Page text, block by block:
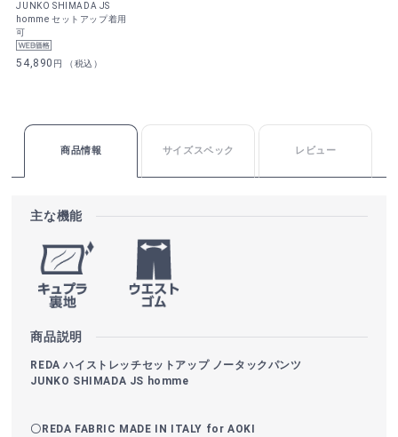
JUNKO SHIMADA JS
homme セットアップ着用
可
54,890 円 （税込）
商品情報 サイズスペック レビュー
主な機能
商品説明
REDA ハイストレッチセットアップ ノータックパンツ
JUNKO SHIMADA JS homme
〇REDA FABRIC MADE IN ITALY for AOKI